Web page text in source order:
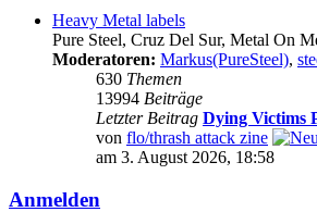
Heavy Metal labels
Pure Steel, Cruz Del Sur, Metal On
Moderatoren: Markus(PureSteel),
630 Themen
13994 Beiträge
Letzter Beitrag Dying Victims
von flo/thrash attack zine
am 3. August 2026, 18:58
Anmelden